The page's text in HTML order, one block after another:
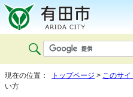
現在の位置： トップページ > このサ
い方